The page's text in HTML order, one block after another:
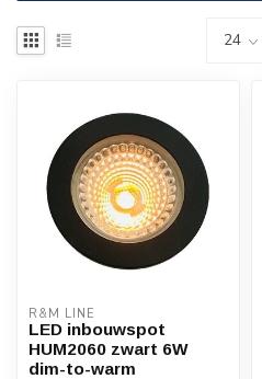
R&M LINE
LED inbouwspot
HUM2060 zwart 6W
dim-to-warm